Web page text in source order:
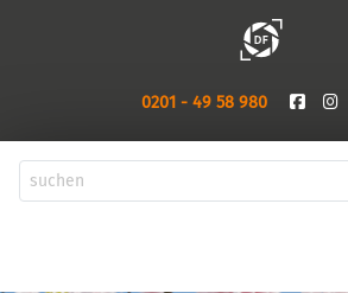
0201 - 49 58 980